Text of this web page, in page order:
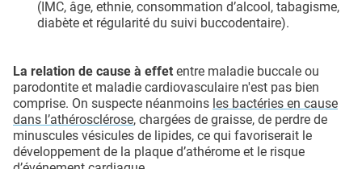
(IMC, âge, ethnie, consommation d’alcool, tabagisme,
diabète et régularité du suivi buccodentaire).
La relation de cause à effet entre maladie buccale ou
parodontite et maladie cardiovasculaire n'est pas bien
comprise. On suspecte néanmoins les bactéries en cause
dans l’athérosclérose, chargées de graisse, de perdre de
minuscules vésicules de lipides, ce qui favoriserait le
développement de la plaque d’athérome et le risque